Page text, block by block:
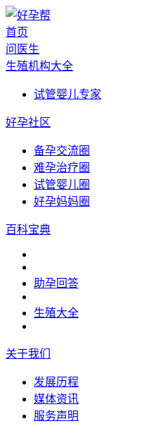
首页
问医生
生殖机构大全
试管婴儿专家
好孕社区
备孕交流圈
难孕治疗圈
试管婴儿圈
好孕妈妈圈
百科宝典
助孕回答
生殖大全
关于我们
发展历程
媒体资讯
服务声明